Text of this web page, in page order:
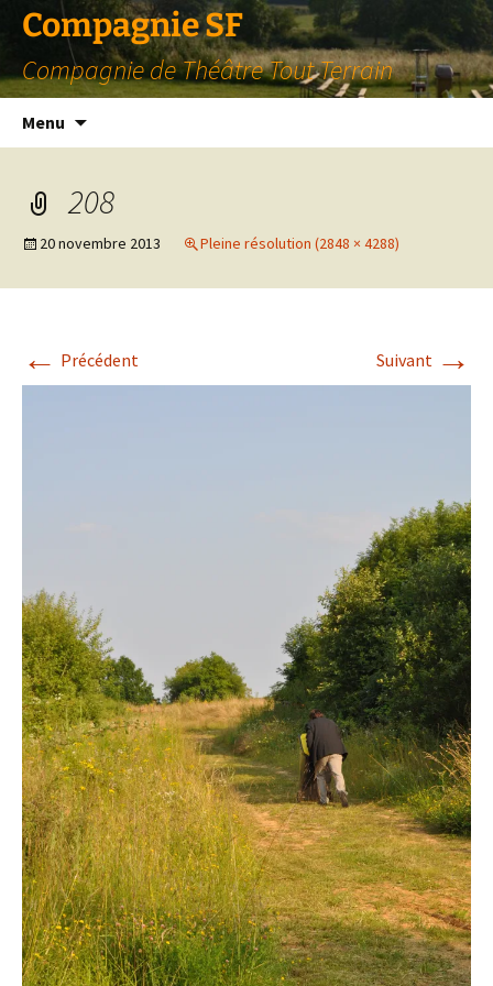
Compagnie SF
Compagnie de Théâtre Tout Terrain
Menu
208
20 novembre 2013 Pleine résolution (2848 × 4288)
← Précédent Suivant →